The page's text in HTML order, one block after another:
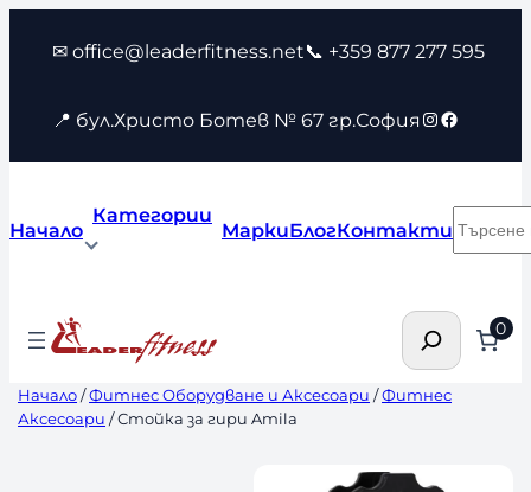
съдържанието
✉ office@leaderfitness.net📞 +359 877 277 595
📍 бул.Христо Ботев № 67 гр.София Instagram
Facebook
Начало
Категории
МаркиБлогКонтакти
Търсене 0
Начало/Фитнес Оборудване и Аксесоари /Фитнес
Аксесоари / Стойка за гири Amila